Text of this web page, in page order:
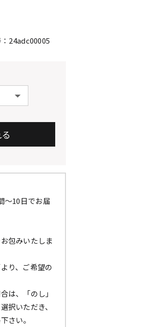
24adc00005
～10日でお届
包みいたしま
り、ご希望の
は、「のし」
択いただき、
さい。